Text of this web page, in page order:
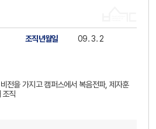
조직년월일
09. 3. 2
전을 가지고 캠퍼스에서 복음전파, 제자훈
조직